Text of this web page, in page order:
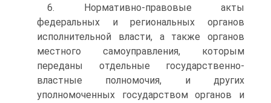
6. Нормативно-правовые акты
федеральных и региональных органов
исполнительной власти, а также органов
местного самоуправления, которым
переданы отдельные государственно-
властные полномочия, и других
уполномоченных государством органов и